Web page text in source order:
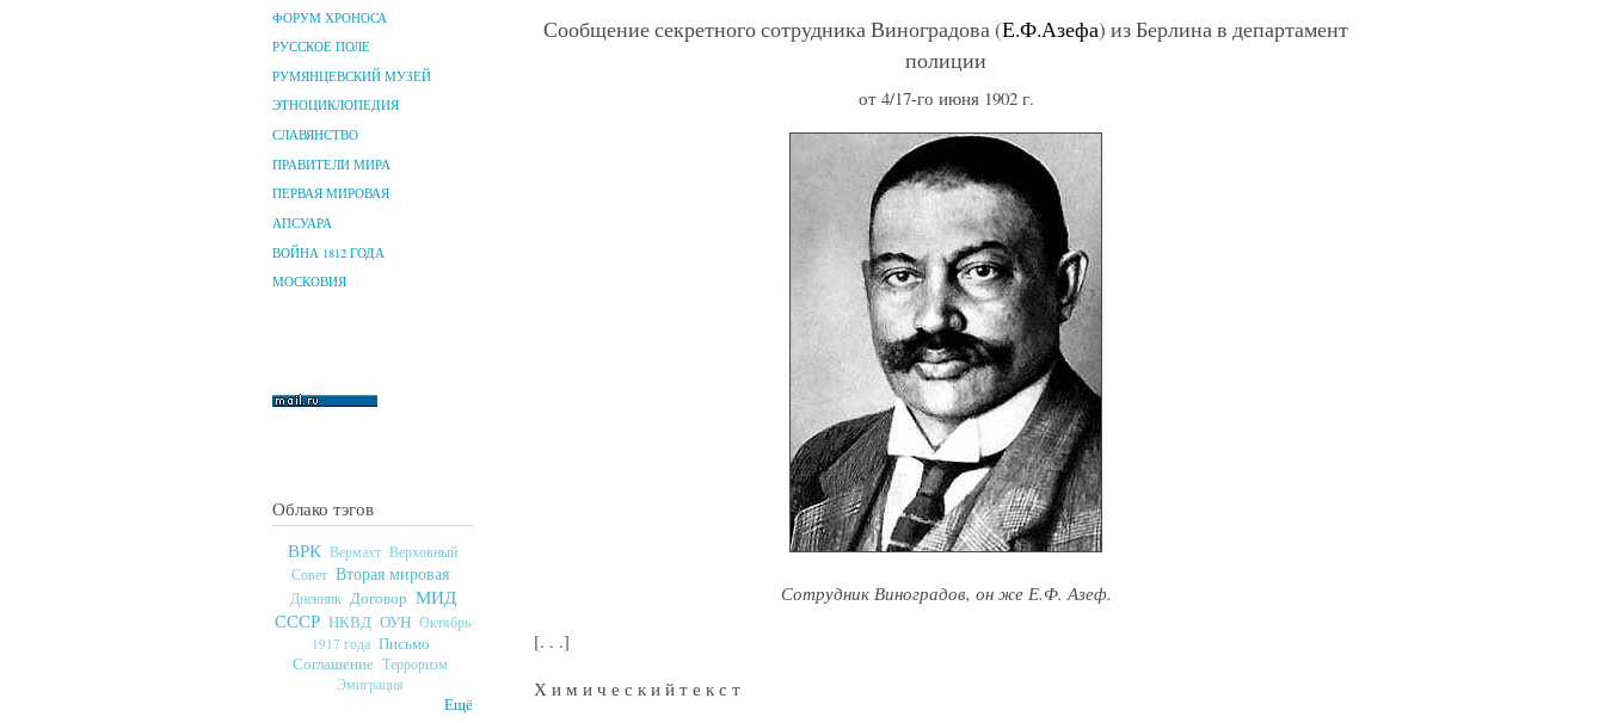
ФОРУМ ХРОНОСА
РУССКОЕ ПОЛЕ
РУМЯНЦЕВСКИЙ МУЗЕЙ
ЭТНОЦИКЛОПЕДИЯ
СЛАВЯНСТВО
ПРАВИТЕЛИ МИРА
ПЕРВАЯ МИРОВАЯ
АПСУАРА
ВОЙНА 1812 ГОДА
МОСКОВИЯ
Облако тэгов
ВРК Вермахт Верховный
Совет Вторая мировая
Дневник Договор МИД
СССР НКВД ОУН Октябрь
1917 года Письмо
Соглашение Терроризм
Эмиграция
Ещё
Сообщение секретного сотрудника Виноградова (Е.Ф.Азефа) из Берлина в департамент
полиции
от 4/17-го июня 1902 г.
Сотрудник Виноградов, он же Е.Ф. Азеф.
[. . .]
Х и м и ч е с к и й т е к с т